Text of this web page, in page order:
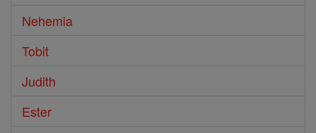
Nehemia
Tobit
Judith
Ester